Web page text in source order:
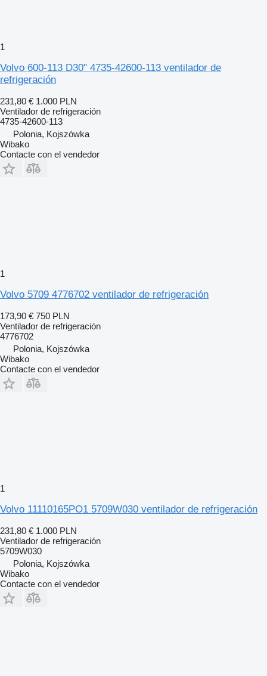
1
Volvo 600-113 D30" 4735-42600-113 ventilador de
refrigeración
231,80 € 1.000 PLN
Ventilador de refrigeración
4735-42600-113
Polonia, Kojszówka
Wibako
Contacte con el vendedor
1
Volvo 5709 4776702 ventilador de refrigeración
173,90 € 750 PLN
Ventilador de refrigeración
4776702
Polonia, Kojszówka
Wibako
Contacte con el vendedor
1
Volvo 11110165PO1 5709W030 ventilador de refrigeración
231,80 € 1.000 PLN
Ventilador de refrigeración
5709W030
Polonia, Kojszówka
Wibako
Contacte con el vendedor